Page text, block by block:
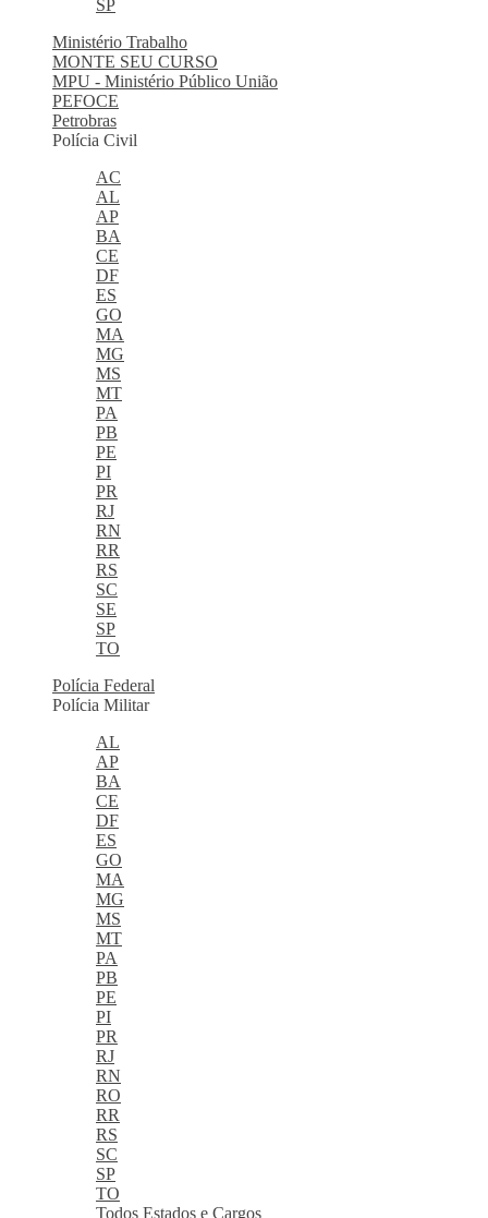
SP
Ministério Trabalho
MONTE SEU CURSO
MPU - Ministério Público União
PEFOCE
Petrobras
Polícia Civil
AC
AL
AP
BA
CE
DF
ES
GO
MA
MG
MS
MT
PA
PB
PE
PI
PR
RJ
RN
RR
RS
SC
SE
SP
TO
Polícia Federal
Polícia Militar
AL
AP
BA
CE
DF
ES
GO
MA
MG
MS
MT
PA
PB
PE
PI
PR
RJ
RN
RO
RR
RS
SC
SP
TO
Todos Estados e Cargos